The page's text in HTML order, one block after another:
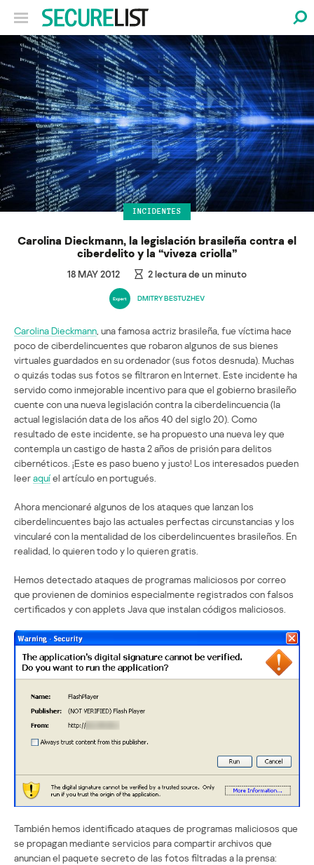
INCIDENTES
Carolina Dieckmann, la legislación brasileña contra el
ciberdelito y la “viveza criolla”
18 MAY 2012 2lectura de un minuto
DMITRY BESTUZHEV
Carolina Dieckmann , una famosa actriz brasileña, fue víctima hace
poco de ciberdelincuentes que robaron algunos de sus bienes
virtuales guardados en su ordenador (sus fotos desnuda). Muchas
o quizás todas sus fotos se filtraron en Internet. Este incidente ha
servido como inmejorable incentivo para que el gobierno brasileño
cuente con una nueva legislación contra la ciberdelincuencia (la
actual legislación data de los años 40 del siglo 20). Como
resultado de este incidente, se ha propuesto una nueva ley que
contempla un castigo de hasta 2 años de prisión para delitos
cibernéticos. ¡Este es paso bueno y justo! Los interesados pueden
leeraquíel artículo en portugués.
Ahora mencionaré algunos de los ataques que lanzan los
ciberdelincuentes bajo las actuales perfectas circunstancias y los
vincularé con la mentalidad de los ciberdelincuentes brasileños. En
realidad, lo quieren todo y lo quieren gratis.
Hemos detectado ataques de programas maliciosos por correo
que provienen de dominios especialmente registrados con falsos
certificados y con applets Java que instalan códigos maliciosos.
También hemos identificado ataques de programas maliciosos que
se propagan mediante servicios para compartir archivos que
anuncian el paquete secreto de las fotos filtradas a la prensa: